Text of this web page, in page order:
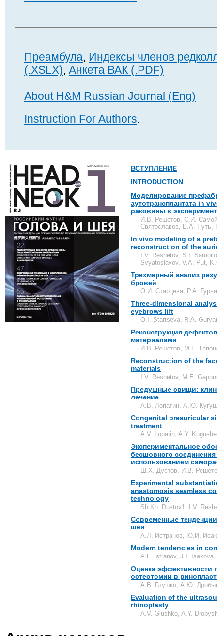
Преамбула, Индексы членов
(.XSLX), Анкета ВАК (.PDF)
About H&M Russian Journal (Eng)
Instruction For Authors.
ВСТУПЛЕНИЕ
INTRODUCTION
Моделирование
аутотрансплантата in
раковины в
И.В. Решетов, С.И.
Святославов, В.А. Путь,
In vivo modeling of a
reconstruction of the
I.V. Reshetov, S.I.
Svyatoslavov, V.A. Put,
Трехмерный анализ
бровей
О.И. Старцева, Р.А.
Three-dimensional
eyebrows lift
O.I. Startseva, R.A.
Реконструкция
материалами
И.В. Решетов, М.Е.
Reconstruction of the
materials
I.V. Reshetov, M.E.
Предушные свищи:
лечение
А.В. Лопатин, А.Ю.
Congenital preauricular
treatment
A.V. Lopatin, A.Y.
Экспериментальное
бесшовного
использованием
Ш.Х. Дустов, И.В.
Experimental
anastomosis seamless
technology
Sh.Kh. Dustov1, I.V.
Современные
шеи
А.Л. Истранов, Ю.И.
Modern tendencies in
A.L. Istranov, J.I.
Оценка эффективности
остеотомии в
А.В. Глушко, А.Ю.
Evaluation of the
rhinoplasty
A.V. Glushko, A.Y.